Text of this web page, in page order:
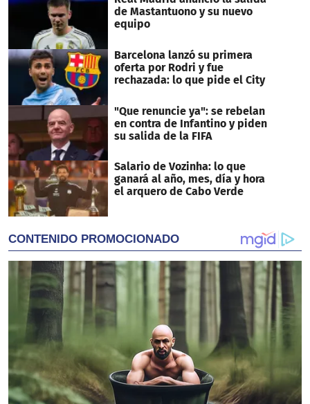
de Mastantuono y su nuevo
equipo
Barcelona lanzó su primera
oferta por Rodri y fue
rechazada: lo que pide el City
"Que renuncie ya": se rebelan
en contra de Infantino y piden
su salida de la FIFA
Salario de Vozinha: lo que
ganará al año, mes, día y hora
el arquero de Cabo Verde